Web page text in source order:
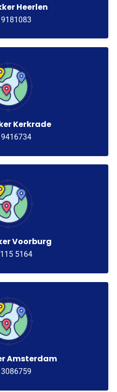
Heerlen
Kerkrade
Voorburg
5164
Amsterdam